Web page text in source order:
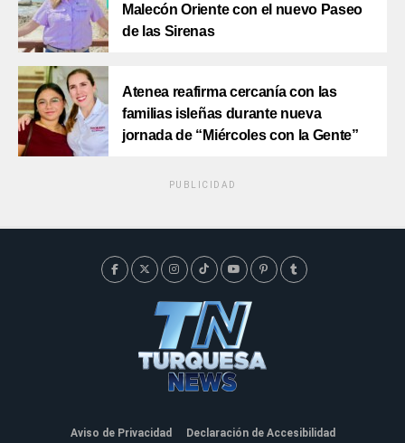
Malecón Oriente con el nuevo Paseo
de las Sirenas
Atenea reafirma cercanía con las
familias isleñas durante nueva
jornada de “Miércoles con la Gente”
PUBLICIDAD
Aviso de Privacidad Declaración de Accesibilidad